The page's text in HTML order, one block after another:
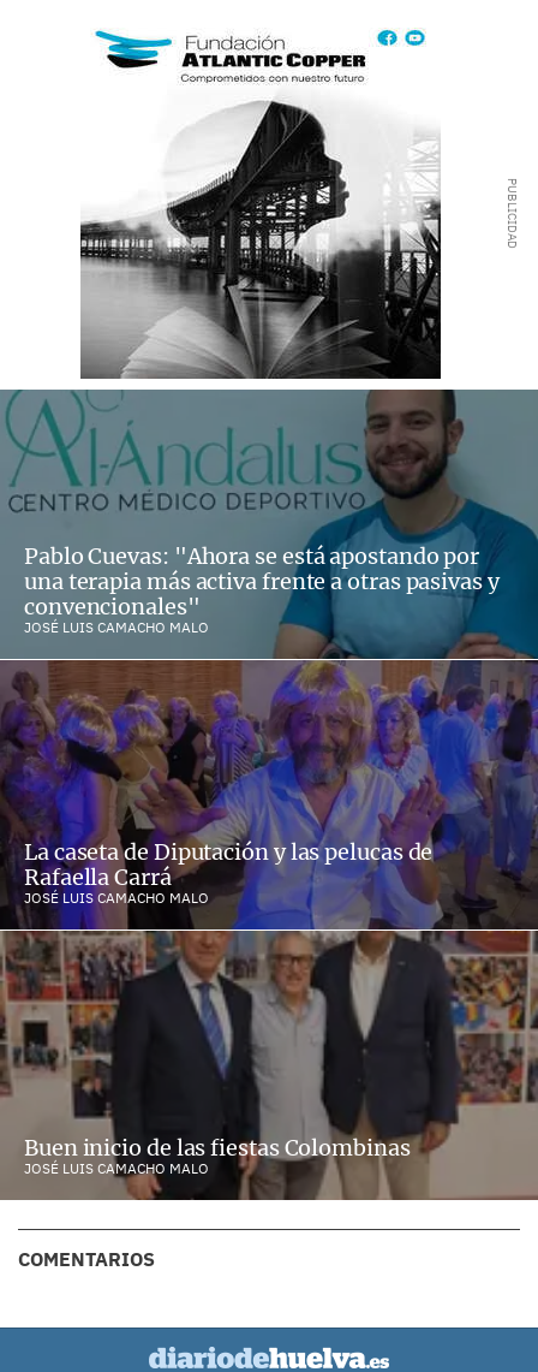
Pablo Cuevas: "Ahora se está apostando por
una terapia más activa frente a otras pasivas y
convencionales"
JOSÉ LUIS CAMACHO MALO
La caseta de Diputación y las pelucas de
Rafaella Carrá
JOSÉ LUIS CAMACHO MALO
Buen inicio de las fiestas Colombinas
JOSÉ LUIS CAMACHO MALO
COMENTARIOS